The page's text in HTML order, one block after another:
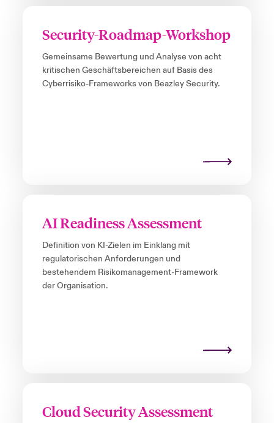
Security-Roadmap-Workshop
Gemeinsame Bewertung und Analyse von acht
kritischen Geschäftsbereichen auf Basis des
Cyberrisiko-Frameworks von Beazley Security.
AI Readiness Assessment
Definition von KI-Zielen im Einklang mit
regulatorischen Anforderungen und
bestehendem Risikomanagement-Framework
der Organisation.
Cloud Security Assessment